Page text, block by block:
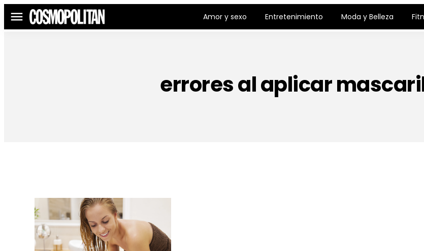
Menú Amor y sexo Entretenimiento Moda y Belleza
errores al aplicar